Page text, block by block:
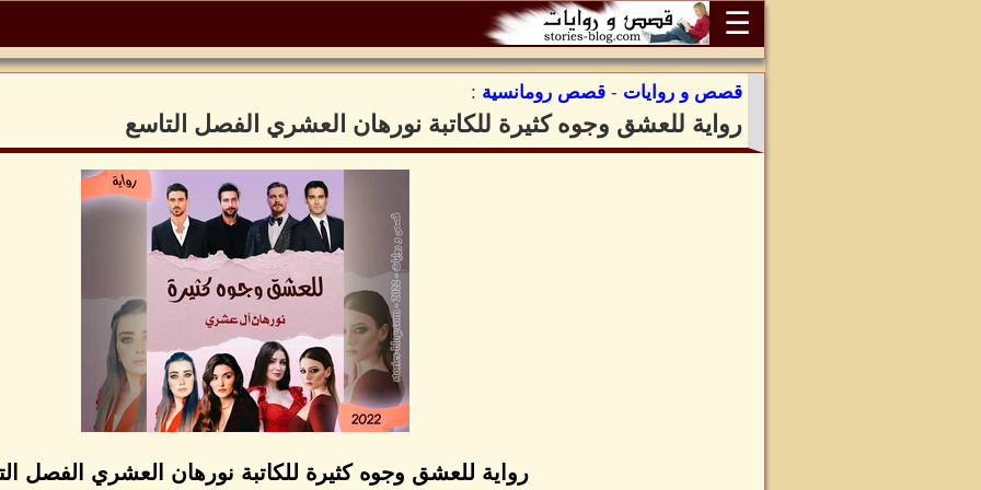
☰
قصص و روايات - قصص رومانسية :
رواية للعشق وجوه كثيرة للكاتبة نورهان العشري الفصل التاسع
رواية للعشق وجوه كثيرة للكاتبة نورهان العشري الفصل